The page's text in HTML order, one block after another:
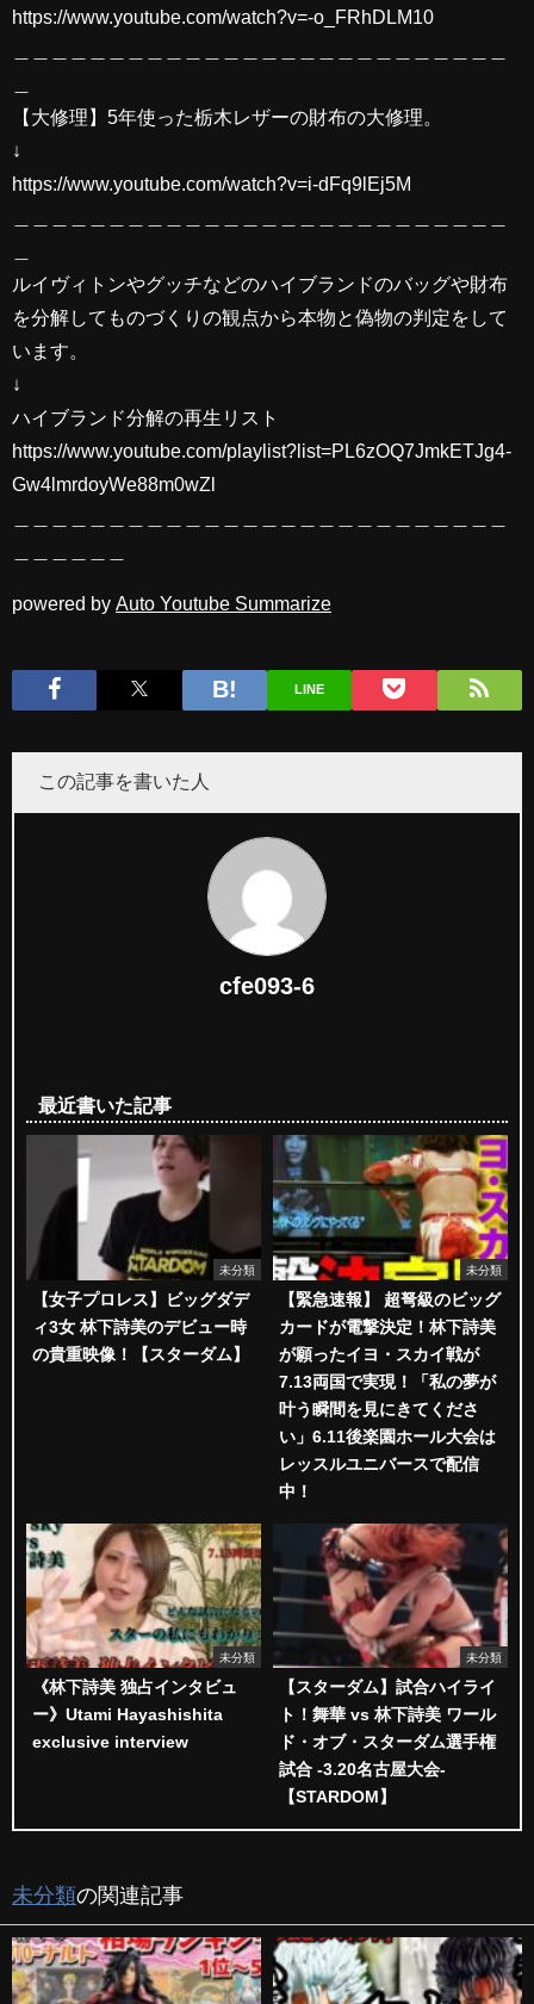
https://www.youtube.com/watch?v=-o_FRhDLM10
【大修理】5年使った栃木レザーの財布の大修理。
↓
https://www.youtube.com/watch?v=i-dFq9lEj5M
ルイヴィトンやグッチなどのハイブランドのバッグや財布
を分解してものづくりの観点から本物と偽物の判定をして
います。
↓
ハイブランド分解の再生リスト
https://www.youtube.com/playlist?list=PL6zOQ7JmkETJg4-
Gw4lmrdoyWe88m0wZl
powered by Auto Youtube Summarize
LINE
この記事を書いた人
cfe093-6
最近書いた記事
未分類
【女子プロレス】ビッグダデ
ィ3女 林下詩美のデビュー時
の貴重映像！【スターダム】
未分類
【緊急速報】 超弩級のビッグ
カードが電撃決定！林下詩美
が願ったイヨ・スカイ戦が
7.13両国で実現！「私の夢が
叶う瞬間を見にきてくださ
い」6.11後楽園ホール大会は
レッスルユニバースで配信
中！
未分類
《林下詩美 独占インタビュ
ー》Utami Hayashishita
exclusive interview
未分類
【スターダム】試合ハイライ
ト！舞華 vs 林下詩美 ワール
ド・オブ・スターダム選手権
試合 -3.20名古屋大会-
【STARDOM】
未分類の関連記事